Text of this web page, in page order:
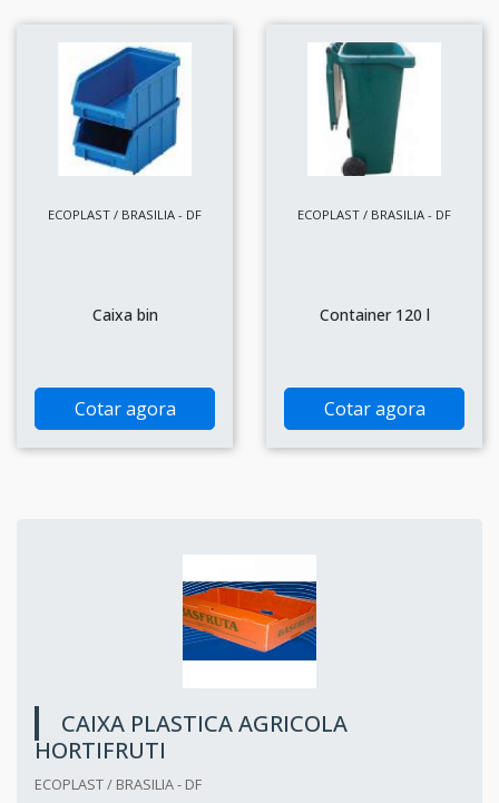
ECOPLAST / BRASILIA - DF
Caixa bin
Cotar agora
ECOPLAST / BRASILIA - DF
Container 120 l
Cotar agora
CAIXA PLASTICA AGRICOLA
HORTIFRUTI
ECOPLAST / BRASILIA - DF